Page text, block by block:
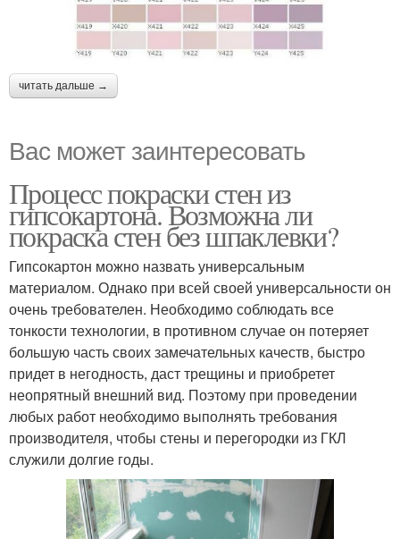
читать дальше →
Вас может заинтересовать
Процесс покраски стен из
гипсокартона. Возможна ли
покраска стен без шпаклевки?
Гипсокартон можно назвать универсальным
материалом. Однако при всей своей универсальности он
очень требователен. Необходимо соблюдать все
тонкости технологии, в противном случае он потеряет
большую часть своих замечательных качеств, быстро
придет в негодность, даст трещины и приобретет
неопрятный внешний вид. Поэтому при проведении
любых работ необходимо выполнять требования
производителя, чтобы стены и перегородки из ГКЛ
служили долгие годы.